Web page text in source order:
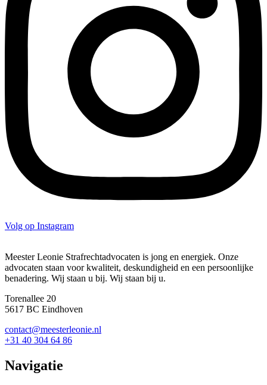
Volg op Instagram
Meester Leonie Strafrechtadvocaten is jong en energiek. Onze
advocaten staan voor kwaliteit, deskundigheid en een persoonlijke
benadering. Wij staan u bij. Wij staan bij u.
Torenallee 20
5617 BC Eindhoven
contact@meesterleonie.nl
+31 40 304 64 86
Navigatie